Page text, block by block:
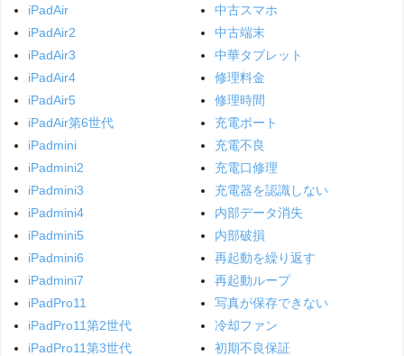
iPadAir
iPadAir2
iPadAir3
iPadAir4
iPadAir5
iPadAir第6世代
iPadmini
iPadmini2
iPadmini3
iPadmini4
iPadmini5
iPadmini6
iPadmini7
iPadPro11
iPadPro11第2世代
iPadPro11第3世代
中古スマホ
中古端末
中華タブレット
修理料金
修理時間
充電ポート
充電不良
充電口修理
充電器を認識しない
内部データ消失
内部破損
再起動を繰り返す
再起動ループ
写真が保存できない
冷却ファン
初期不良保証